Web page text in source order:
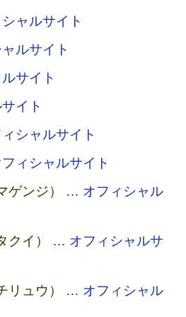
ャルサイト
ルサイト
サイト
イト
シャルサイト
ィシャルサイト
ゲンジ） … オフィシャル
クイ） … オフィシャルサ
リュウ） … オフィシャル